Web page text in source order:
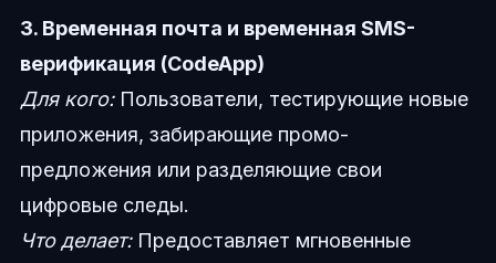
3. Временная почта и временная SMS-
верификация (CodeApp)
Для кого:Пользователи, тестирующие новые
приложения, забирающие промо-
предложения или разделяющие свои
цифровые следы.
Что делает:Предоставляет мгновенные